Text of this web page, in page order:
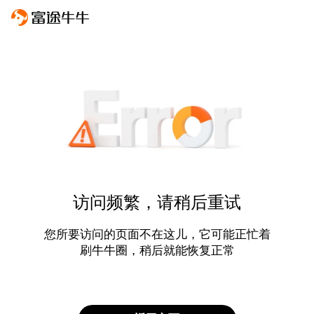
访问频繁，请稍后重试
您所要访问的页面不在这儿，它可能正忙着
刷牛牛圈，稍后就能恢复正常